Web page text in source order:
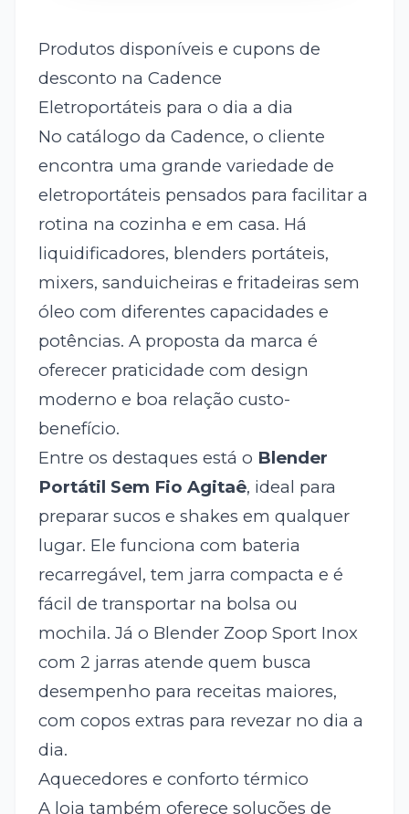
Produtos disponíveis e cupons de
desconto na Cadence
Eletroportáteis para o dia a dia
No catálogo da Cadence, o cliente
encontra uma grande variedade de
eletroportáteis pensados para facilitar a
rotina na cozinha e em casa. Há
liquidificadores, blenders portáteis,
mixers, sanduicheiras e fritadeiras sem
óleo com diferentes capacidades e
potências. A proposta da marca é
oferecer praticidade com design
moderno e boa relação custo-
benefício.
Entre os destaques está o Blender
Portátil Sem Fio Agitaê, ideal para
preparar sucos e shakes em qualquer
lugar. Ele funciona com bateria
recarregável, tem jarra compacta e é
fácil de transportar na bolsa ou
mochila. Já o Blender Zoop Sport Inox
com 2 jarras atende quem busca
desempenho para receitas maiores,
com copos extras para revezar no dia a
dia.
Aquecedores e conforto térmico
A loja também oferece soluções de